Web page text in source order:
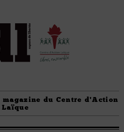
magazine du Centre d'Action
Laïque